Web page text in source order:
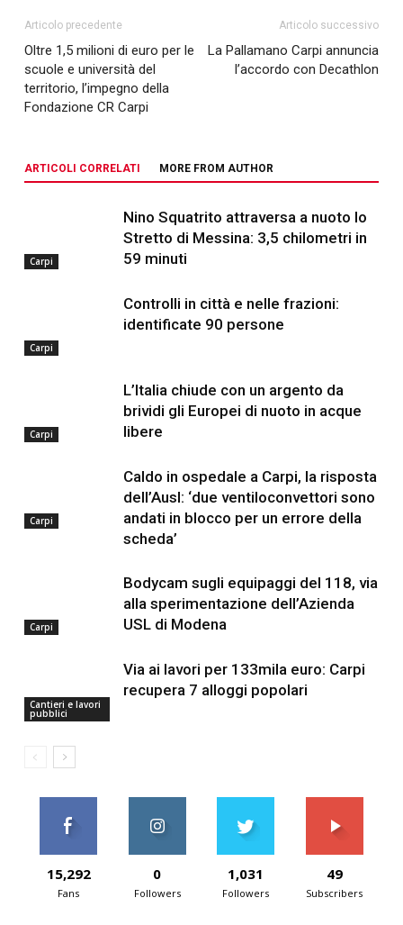
Articolo precedente
Oltre 1,5 milioni di euro per le
scuole e università del
territorio, l’impegno della
Fondazione CR Carpi
Articolo successivo
La Pallamano Carpi annuncia
l’accordo con Decathlon
ARTICOLI CORRELATI MORE FROM AUTHOR
Carpi
Nino Squatrito attraversa a nuoto lo
Stretto di Messina: 3,5 chilometri in
59 minuti
Carpi
Controlli in città e nelle frazioni:
identificate 90 persone
Carpi
L’Italia chiude con un argento da
brividi gli Europei di nuoto in acque
libere
Carpi
Caldo in ospedale a Carpi, la risposta
dell’Ausl: ‘due ventiloconvettori sono
andati in blocco per un errore della
scheda’
Carpi
Bodycam sugli equipaggi del 118, via
alla sperimentazione dell’Azienda
USL di Modena
Cantieri e lavori
pubblici
Via ai lavori per 133mila euro: Carpi
recupera 7 alloggi popolari
15,292
Fans
0
Followers
1,031
Followers
49
Subscribers